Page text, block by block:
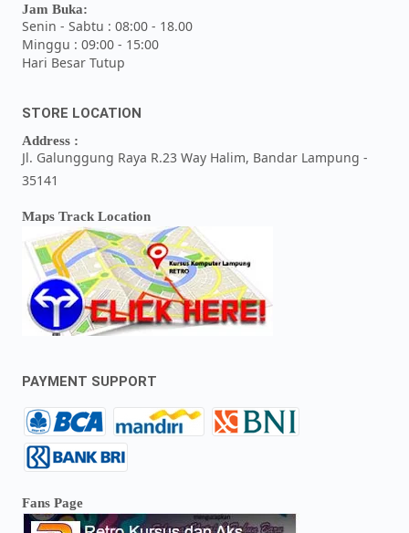
Jam Buka:
Senin - Sabtu : 08:00 - 18.00
Minggu : 09:00 - 15:00
Hari Besar Tutup
STORE LOCATION
Address :
Jl. Galunggung Raya R.23 Way Halim, Bandar Lampung -
35141
Maps Track Location
PAYMENT SUPPORT
Fans Page